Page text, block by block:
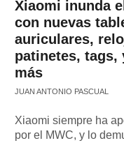
Xiaomi inunda
con nuevas
auriculares,
patinetes, tags,
más
JUAN ANTONIO PASCUAL
Xiaomi siempre ha
por el MWC, y lo